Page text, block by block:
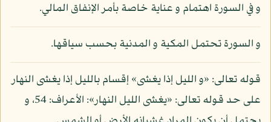
و في السورة اهتمام و عناية خاصة بأمر الإنفاق المالي.
و السورة تحتمل المكية و المدنية بحسب سياقها.
قوله تعالى: «و الليل إذا يغشى» إقسام بالليل إذا يغشى النهار
على حد قوله تعالى: «يغشى الليل النهار»: الأعراف: 54، و